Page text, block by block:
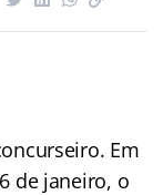
Em
de janeiro, o